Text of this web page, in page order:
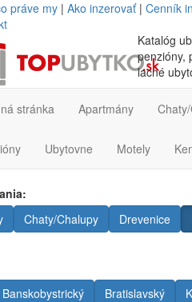
práve my | Ako inzerovať| Cenník
Katalóg
penzióny,
lacné
stránka Apartmány
Ubytovne Motely
Chaty/Chalupy Drevenice
Banskobystrický Bratislavský